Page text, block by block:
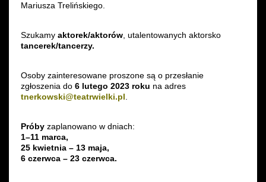
Mariusza Trelińskiego.
Szukamy aktorek/aktorów , utalentowanych aktorsko
tancerek/tancerzy.
Osoby zainteresowane proszone są o przesłanie
zgłoszenia do 6 lutego 2023 roku na adres
tnerkowski@teatrwielki.pl
Próby zaplanowano w dniach:
1–11 marca,
25 kwietnia – 13 maja,
6 czerwca – 23 czerwca.